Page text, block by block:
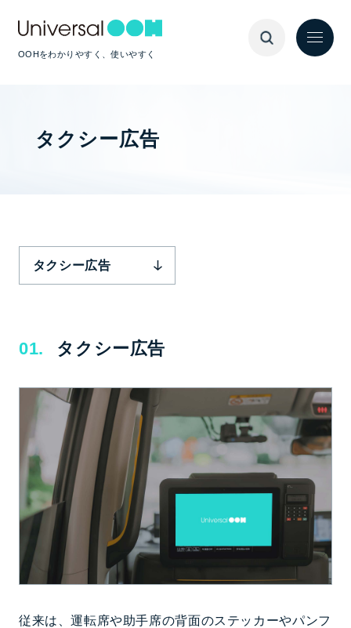
OOHをわかりやすく、使いやすく
タクシー広告
タクシー広告
タクシー広告
従来は、運転席や助手席の背面のステッカーやパンフ